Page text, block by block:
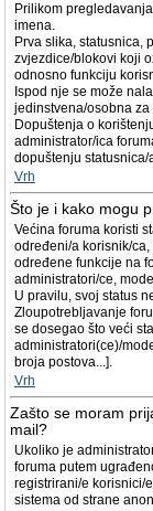
Prilikom
imena.
Prva slika, statusnica,
zvjezdice/blokovi koji
odnosno funkciju
Ispod nje se može
jedinstvena/osobna
Dopuštenja o
administrator/ica
dopuštenju
Vrh
Što je i kako mogu
Većina foruma koristi
određeni/a korisnik/
određene funkcije na
administratori/ce,
U pravilu, svoj status
Zloupotrebljavanje
se dosegao što veći
administratori(ce)/
broja postova...].
Vrh
Zašto se moram
mail?
Ukoliko je
foruma putem
registrirani/e korisnici/
sistema od strane